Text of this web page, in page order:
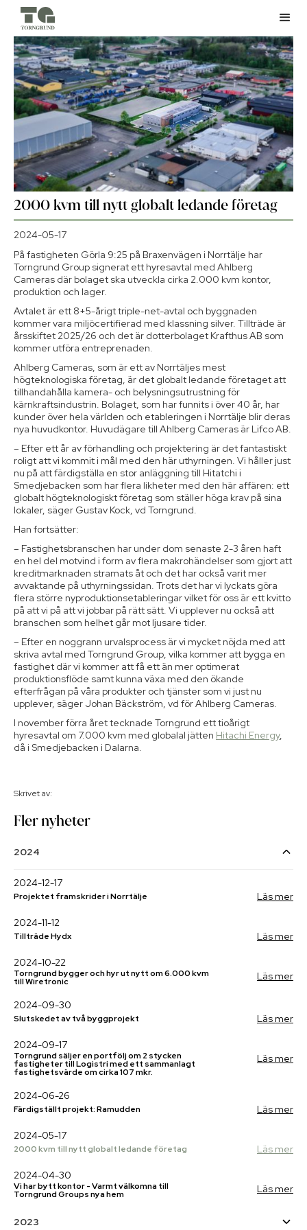
2000 kvm till nytt globalt ledande företag
2024-05-17
På fastigheten Görla 9:25 på Braxenvägen i Norrtälje har
Torngrund Group signerat ett hyresavtal med Ahlberg
Cameras där bolaget ska utveckla cirka 2.000 kvm kontor,
produktion och lager.
Avtalet är ett 8+5-årigt triple-net-avtal och byggnaden
kommer vara miljöcertifierad med klassning silver. Tillträde är
årsskiftet 2025/26 och det är dotterbolaget Krafthus AB som
kommer utföra entreprenaden.
Ahlberg Cameras, som är ett av Norrtäljes mest
högteknologiska företag, är det globalt ledande företaget att
tillhandahålla kamera- och belysningsutrustning för
kärnkraftsindustrin. Bolaget, som har funnits i över 40 år, har
kunder över hela världen och etableringen i Norrtälje blir deras
nya huvudkontor. Huvudägare till Ahlberg Cameras är Lifco AB.
– Efter ett år av förhandling och projektering är det fantastiskt
roligt att vi kommit i mål med den här uthyrningen. Vi håller just
nu på att färdigställa en stor anläggning till Hitatchi i
Smedjebacken som har flera likheter med den här affären: ett
globalt högteknologiskt företag som ställer höga krav på sina
lokaler, säger Gustav Kock, vd Torngrund.
Han fortsätter:
– Fastighetsbranschen har under dom senaste 2-3 åren haft
en hel del motvind i form av flera makrohändelser som gjort att
kreditmarknaden stramats åt och det har också varit mer
avvaktande på uthyrningssidan. Trots det har vi lyckats göra
flera större nyproduktionsetableringar vilket för oss är ett kvitto
på att vi på att vi jobbar på rätt sätt. Vi upplever nu också att
branschen som helhet går mot ljusare tider.
– Efter en noggrann urvalsprocess är vi mycket nöjda med att
skriva avtal med Torngrund Group, vilka kommer att bygga en
fastighet där vi kommer att få ett än mer optimerat
produktionsflöde samt kunna växa med den ökande
efterfrågan på våra produkter och tjänster som vi just nu
upplever, säger Johan Bäckström, vd för Ahlberg Cameras.
I november förra året tecknade Torngrund ett tioårigt
hyresavtal om 7.000 kvm med globalal jätten Hitachi Energy,
då i Smedjebacken i Dalarna.
Skrivet av:
Fler nyheter
2024
2024-12-17
Projektet framskrider i Norrtälje Läs mer
2024-11-12
Tillträde Hydx Läs mer
2024-10-22
Torngrund bygger och hyr ut nytt om 6.000 kvm
till Wiretronic Läs mer
2024-09-30
Slutskedet av två byggprojekt Läs mer
2024-09-17
Torngrund säljer en portfölj om 2 stycken
fastigheter till Logistri med ett sammanlagt
fastighetsvärde om cirka 107 mkr.
Läs mer
2024-06-26
Färdigställt projekt: Ramudden Läs mer
2024-05-17
2000 kvm till nytt globalt ledande företag Läs mer
2024-04-30
Vi har bytt kontor - Varmt välkomna till
Torngrund Groups nya hem Läs mer
2023